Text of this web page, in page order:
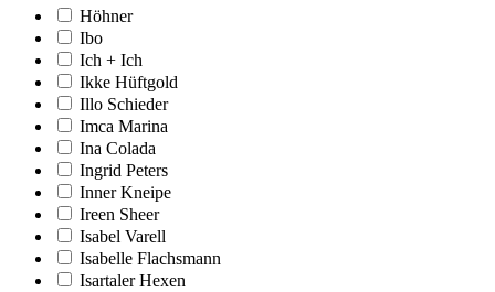
Höhner
Ibo
Ich + Ich
Ikke Hüftgold
Illo Schieder
Imca Marina
Ina Colada
Ingrid Peters
Inner Kneipe
Ireen Sheer
Isabel Varell
Isabelle Flachsmann
Isartaler Hexen